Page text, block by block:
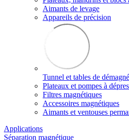
Aimants de levage
Appareils de précision
Tunnel et tables de
Plateaux et pompes à
Filtres magnétiques
Accessoires magnétiques
Aimants et ventouses
Applications
Séparation magnétique